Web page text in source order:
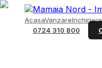
AcasaVanzareInchiriere
0724 310 800